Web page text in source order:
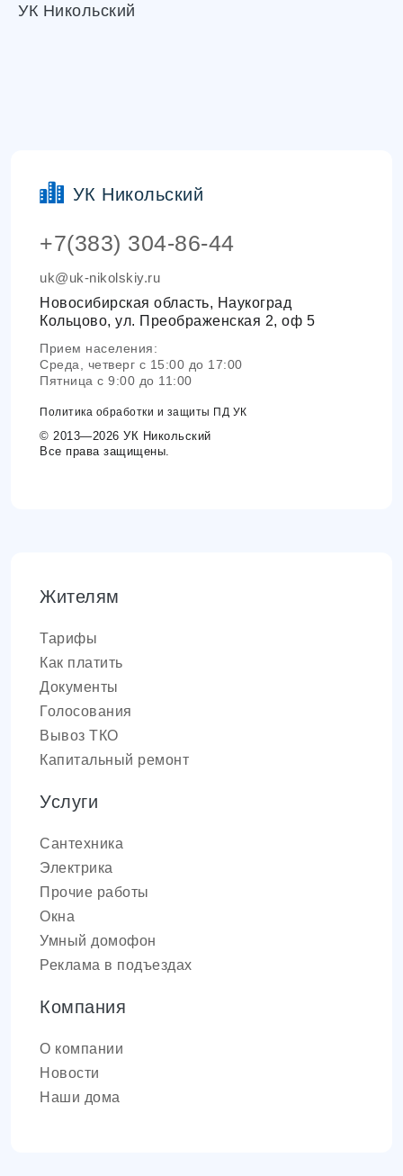
УК Никольский
УК Никольский
+7(383) 304-86-44
uk@uk-nikolskiy.ru
Новосибирская область, Наукоград
Кольцово, ул. Преображенская 2, оф 5
Прием населения:
Среда, четверг с 15:00 до 17:00
Пятница с 9:00 до 11:00
Политика обработки и защиты ПД УК
© 2013—2026 УК Никольский
Все права защищены.
Жителям
Тарифы
Как платить
Документы
Голосования
Вывоз ТКО
Капитальный ремонт
Услуги
Сантехника
Электрика
Прочие работы
Окна
Умный домофон
Реклама в подъездах
Компания
О компании
Новости
Наши дома